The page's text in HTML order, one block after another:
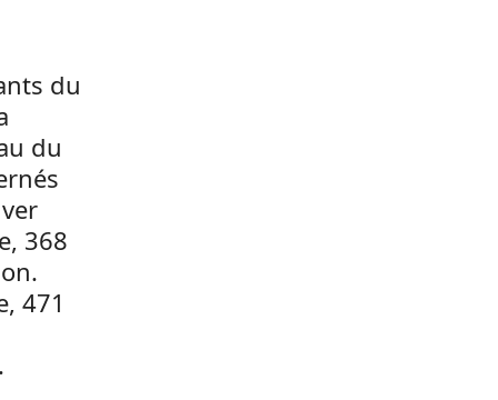
du
du
368
471